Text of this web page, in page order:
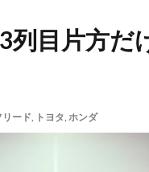
列目片方だ
リード, トヨタ, ホンダ